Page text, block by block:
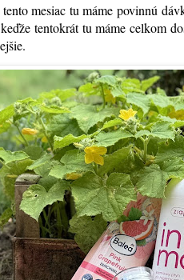
mesiac tu máme povinnú
tentokrát tu máme celkom